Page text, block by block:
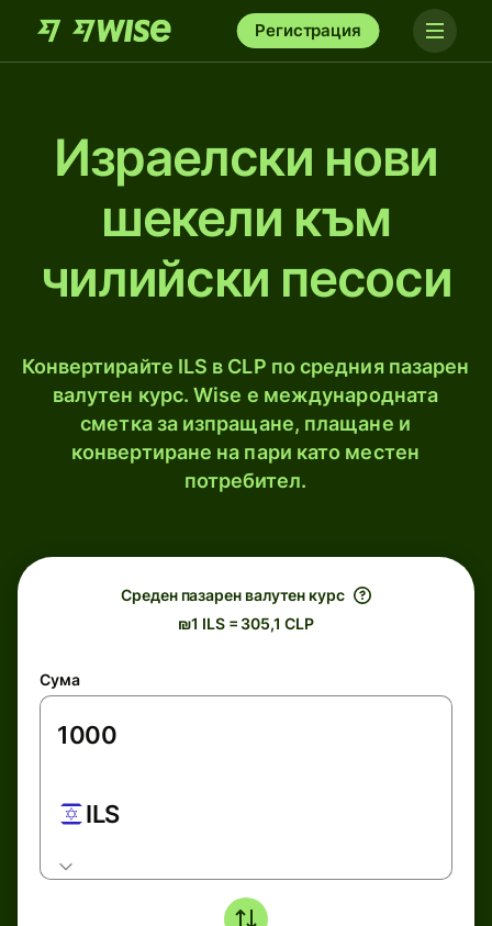
Регистрация
Израелски нови
шекели към
чилийски песоси
Конвертирайте ILS в CLP по средния пазарен
валутен курс. Wise е международната
сметка за изпращане, плащане и
конвертиране на пари като местен
потребител.
Среден пазарен валутен курс
₪1 ILS = 305,1 CLP
Сума
ILS